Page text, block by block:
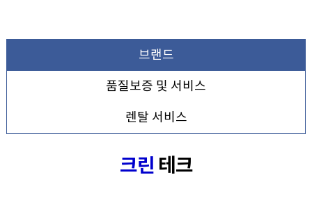
브랜드
품질보증 및 서비스
렌탈 서비스
크린 테크